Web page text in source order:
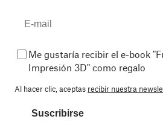
Me gustaría recibir el e-book
Impresión 3D" como regalo
Al hacer clic, aceptas recibir nuestra
Suscribirse